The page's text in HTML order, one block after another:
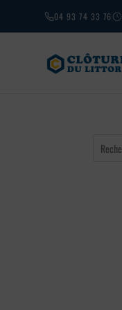
04 93 74 33 76